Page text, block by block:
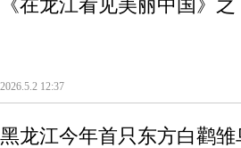
《在龙江看见美丽中国》
2026.5.2 12:37
黑龙江今年首只东方白鹳